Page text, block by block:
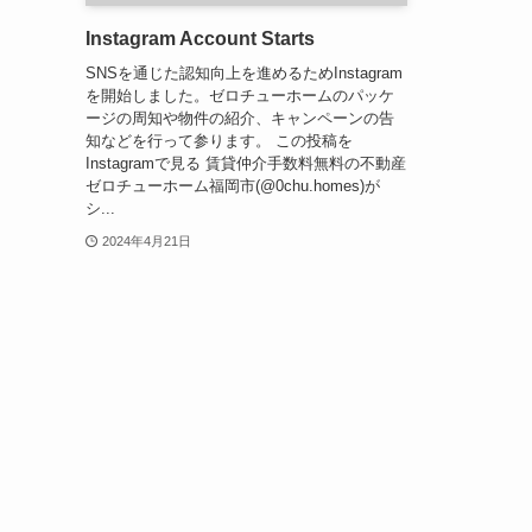
Instagram Account Starts
SNSを通じた認知向上を進めるためInstagram
を開始しました。ゼロチューホームのパッケ
ージの周知や物件の紹介、キャンペーンの告
知などを行って参ります。 この投稿を
Instagramで見る 賃貸仲介手数料無料の不動産
ゼロチューホーム福岡市(@0chu.homes)が
シ...
2024年4月21日